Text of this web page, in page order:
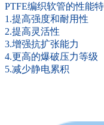
PTFE编织软管的性能
1.提高强度和耐用性
2.提高灵活性
3.增强抗扩张能力
4.更高的爆破压力等级
5.减少静电累积